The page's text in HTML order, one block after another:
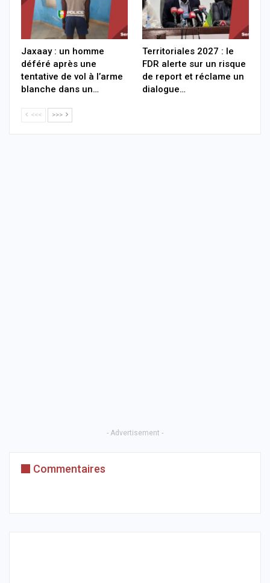
Jaxaay : un homme
déféré après une
tentative de vol à l’arme
blanche dans un…
Territoriales 2027 : le
FDR alerte sur un risque
de report et réclame un
dialogue…
<<< >>>
- Advertisement -
Commentaires